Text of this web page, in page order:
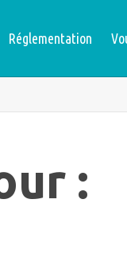
Réglementation
: